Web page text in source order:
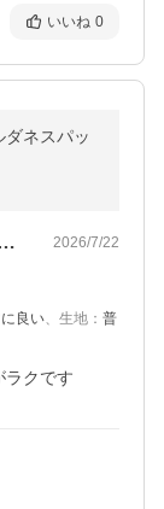
いいね 0
ネスパッ
っかり収納でき重くても肩… 2026/7/22
良い、 生地 ： 普
ラクです